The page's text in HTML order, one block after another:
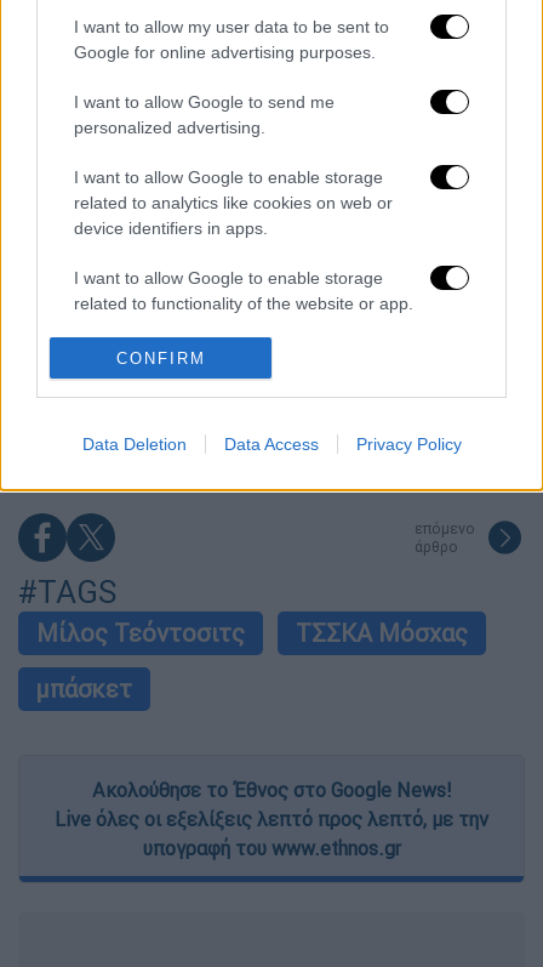
I want to allow my user data to be sent to
Google for online advertising purposes.
I want to allow Google to send me
personalized advertising.
I want to allow Google to enable storage
related to analytics like cookies on web or
device identifiers in apps.
I want to allow Google to enable storage
related to functionality of the website or app.
I want to allow Google to enable storage
related to personalization.
related to security, including authentication
CONFIRM
Data Deletion Data Access Privacy Policy
Διαβάστε ακόμη
Βοιωτία: Κλείνει το αιολικό πάρκο από
όπου ξεκίνησε η φωτιά - Στο στόχαστρο
όλα τα έργα του συλληφθέντα δημάρχου
Σοκαριστικό βίντεο από το τροχαίο στις
Σέρρες που σκοτώθηκαν μητέρα και γιος:
Το ΙΧ πέφτει πάνω στο φορτηγό
Ο Ερυθρός Σταυρός έσβησε βίντεο για το
προσφυγικό ταξίδι του 26χρονου
Ελίζαμπεθ
Νέα κλιμάκωση: Η Μόσχα δείχνει «άμεση
εμπλοκή» του ΝΑΤΟ σε επιθέσεις σε
«εγκέφαλος»
επόμενο
άρθρο
#TAGS
Μίλος Τεόντοσιτς
ΤΣΣΚΑ Μόσχας
μπάσκετ
Ακολούθησε το Έθνος στο Google News!
Live όλες οι εξελίξεις λεπτό προς λεπτό, με την
υπογραφή του www.ethnos.gr